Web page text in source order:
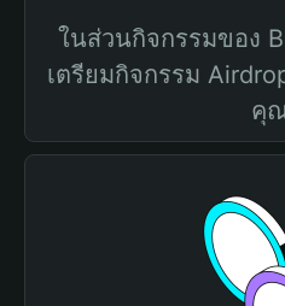
ในส่วนกิจกรรมของ
เตรียมกิจกรรม
คุ